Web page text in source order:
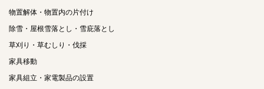
物置解体・物置内の片付け
除雪・屋根雪落とし・雪庇落とし
草刈り・草むしり・伐採
家具移動
家具組立・家電製品の設置